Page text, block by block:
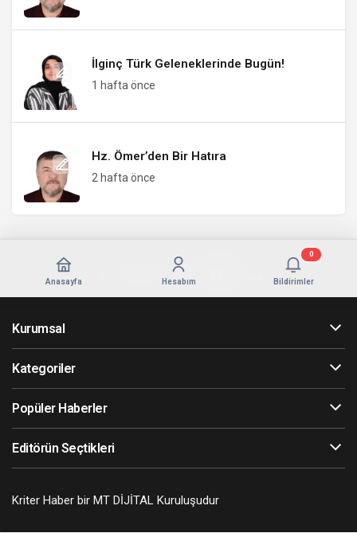
İlginç Türk Geleneklerinde Bugün!
1 hafta önce
Hz. Ömer’den Bir Hatıra
2 hafta önce
Anasayfa Hesabım Bildirimler
0
Kurumsal
Kategoriler
Popüler Haberler
Editörün Seçtikleri
Kriter Haber bir MT DİJİTAL Kuruluşudur